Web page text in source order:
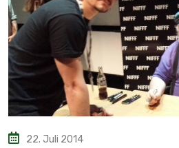
22. Juli 2014